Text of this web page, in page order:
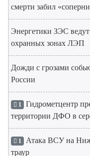
смерти забил
Энергетики ЗЭС
охранных зонах ЛЭП
Дожди с грозами
России
1 Гидрометцентр
территории ДФО в
1 Атака ВСУ на
траур